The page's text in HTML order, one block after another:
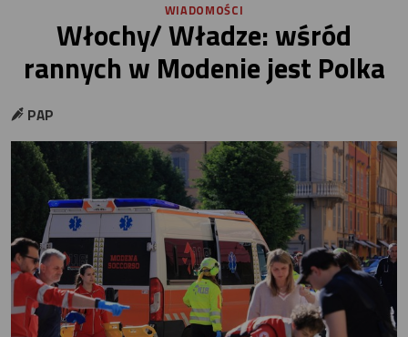
WIADOMOŚCI
Włochy/ Władze: wśród
rannych w Modenie jest Polka
PAP